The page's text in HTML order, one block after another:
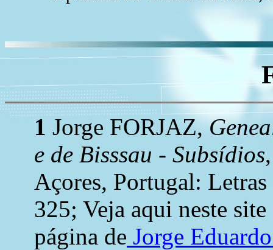
1 Jorge FORJAZ,
e de Bisssau - Subsídios
Açores, Portugal:
325; Veja aqui neste
página de Jorge